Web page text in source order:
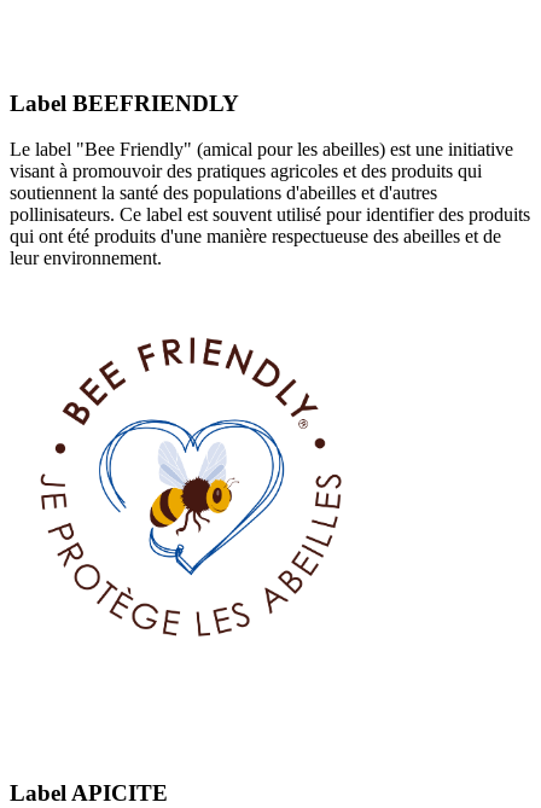
Label BEEFRIENDLY
Le label "Bee Friendly" (amical pour les abeilles) est une initiative
visant à promouvoir des pratiques agricoles et des produits qui
soutiennent la santé des populations d'abeilles et d'autres
pollinisateurs. Ce label est souvent utilisé pour identifier des produits
qui ont été produits d'une manière respectueuse des abeilles et de
leur environnement.
Label APICITE